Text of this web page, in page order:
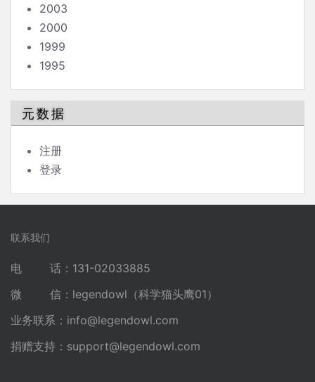
2003
2000
1999
1995
元数据
注册
登录
联系我们
电 话：131-02033885
微 信：legendowl（科学猫头鹰01）
业务联系： info@legendowl.com
捐赠支持： support@legendowl.com